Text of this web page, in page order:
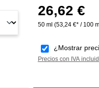
Precio normal:
26,62 €
50 ml (53,24 €* / 100
¿Mostrar
Precios con IVA